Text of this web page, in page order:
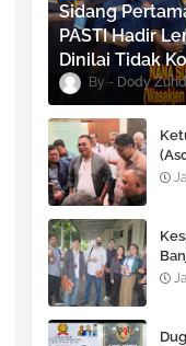
Sidang
PASTI Hadir
Dinilai Tidak
Dody